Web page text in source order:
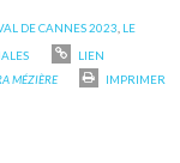
DE CANNES 2023 LE
LIEN
MÉZIÈRE
IMPRIMER